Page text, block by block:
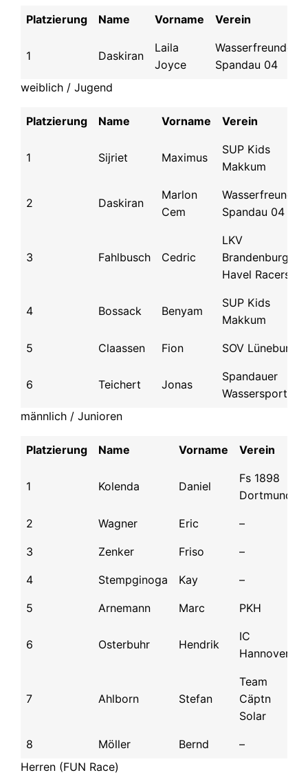
Platzierung Name Vorname Verein
1 Daskiran
Laila
Joyce
Wasserfreunde
Spandau 04
weiblich / Jugend
Platzierung Name Vorname Verein
1 Sijriet Maximus
SUP Kids
Makkum
2 Daskiran
Marlon
Cem
Wasserfreunde
Spandau 04
3 Fahlbusch Cedric
LKV
Brandenburg /
Havel Racers
4 Bossack Benyam
SUP Kids
Makkum
5 Claassen Fion SOV Lüneburg
6 Teichert Jonas
Spandauer
männlich / Junioren
Platzierung Name Vorname Verein
1 Kolenda Daniel
Fs 1898
Dortmund
2 Wagner Eric –
3 Zenker Friso –
4 Stempginoga Kay –
5 Arnemann Marc PKH
6 Osterbuhr Hendrik
IC
Hannover
7 Ahlborn Stefan
Team
Cäptn
Solar
8 Möller Bernd –
Herren (FUN Race)